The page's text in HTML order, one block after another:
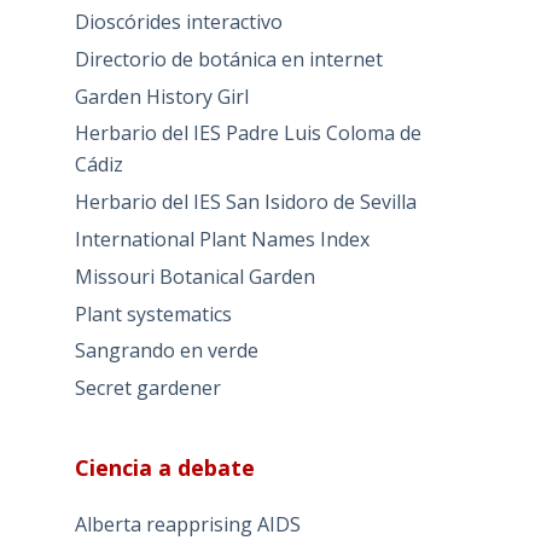
Dioscórides interactivo
Directorio de botánica en internet
Garden History Girl
Herbario del IES Padre Luis Coloma de
Cádiz
Herbario del IES San Isidoro de Sevilla
International Plant Names Index
Missouri Botanical Garden
Plant systematics
Sangrando en verde
Secret gardener
Ciencia a debate
Alberta reapprising AIDS